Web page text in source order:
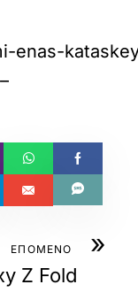
enas-
»
ΕΠΟΜΕΝΟ
Z Fold